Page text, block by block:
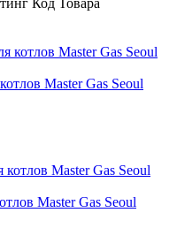
Master Gas Seoul
Master Gas Seoul